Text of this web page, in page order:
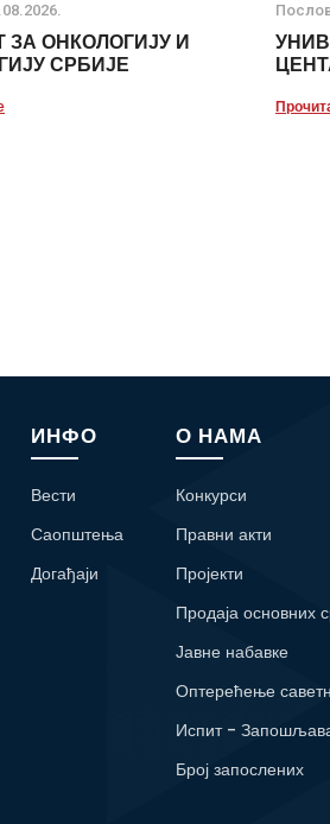
ЗА ОНКОЛОГИЈУ И
СРБИЈЕ
ИНФО
Вести
Саопштења
Догађаји
О НАМА
Конкурси
Правни акти
Пројекти
Продаја основних
Јавне набавке
Оптерећење
Испит -
Број запослених